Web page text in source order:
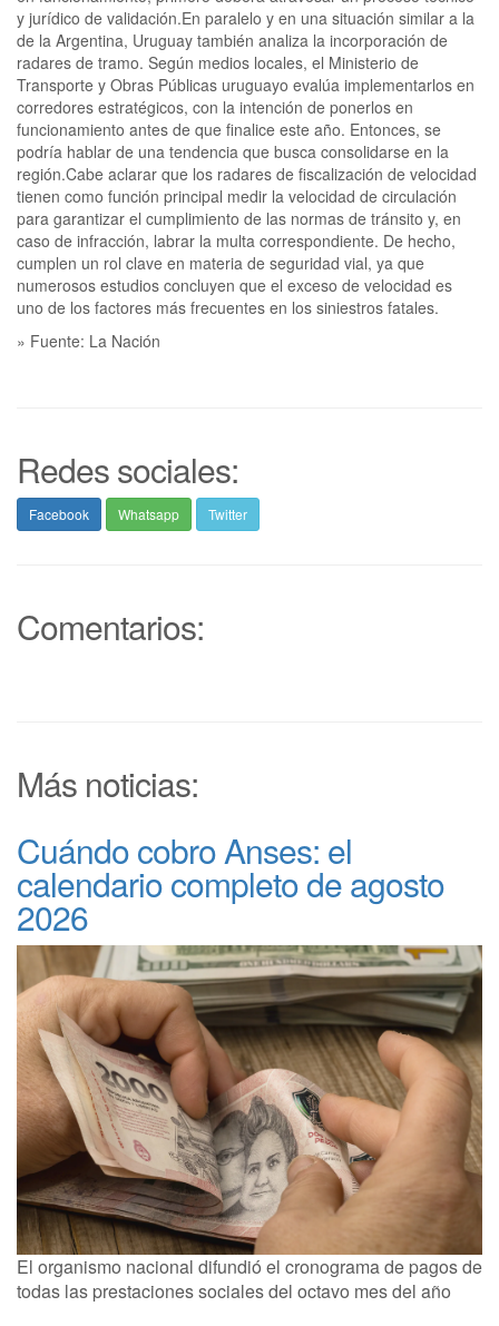
y jurídico de validación.En paralelo y en una situación similar a la
de la Argentina, Uruguay también analiza la incorporación de
radares de tramo. Según medios locales, el Ministerio de
Transporte y Obras Públicas uruguayo evalúa implementarlos en
corredores estratégicos, con la intención de ponerlos en
funcionamiento antes de que finalice este año. Entonces, se
podría hablar de una tendencia que busca consolidarse en la
región.Cabe aclarar que los radares de fiscalización de velocidad
tienen como función principal medir la velocidad de circulación
para garantizar el cumplimiento de las normas de tránsito y, en
caso de infracción, labrar la multa correspondiente. De hecho,
cumplen un rol clave en materia de seguridad vial, ya que
numerosos estudios concluyen que el exceso de velocidad es
uno de los factores más frecuentes en los siniestros fatales.
» Fuente: La Nación
Redes sociales:
Facebook Whatsapp Twitter
Comentarios:
Más noticias:
Cuándo cobro Anses: el
calendario completo de agosto
2026
El organismo nacional difundió el cronograma de pagos de
todas las prestaciones sociales del octavo mes del año